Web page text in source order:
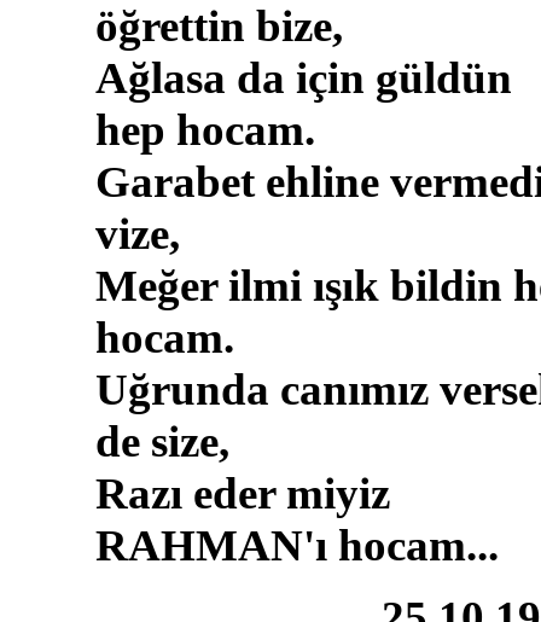
öğrettin bize,
Ağlasa da için güldün
hep hocam.
Garabet ehline
vize,
Meğer ilmi ışık bildin
hocam.
Uğrunda canımız
de size,
Razı eder miyiz
RAHMAN'ı hocam...